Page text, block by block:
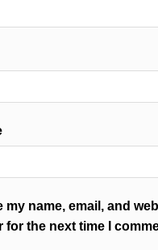
my name, email, and
for the next time I